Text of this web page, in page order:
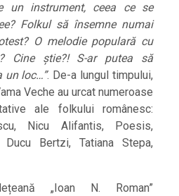
un instrument, ceea ce se
Folkul să însemne numai
O melodie populară cu
Cine știe?! S-ar putea să
un loc…”. De-a lungul timpului,
Veche au urcat numeroase
ale folkului românesc:
Nicu Alifantis, Poesis,
Ducu Bertzi, Tatiana Stepa,
„Ioan N. Roman”